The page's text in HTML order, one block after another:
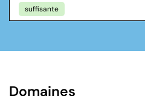
suffisante
Domaines